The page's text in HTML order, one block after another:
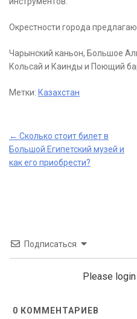
Окрестности города
Чарынский каньон, Большое
Кольсай и Каинды и Поющий
Метки: Казахстан
Post
navigation
← Сколько стоит билет в
Большой Египетский музей и
как его приобрести?
Подписаться
Please
0 КОММЕНТАРИЕВ